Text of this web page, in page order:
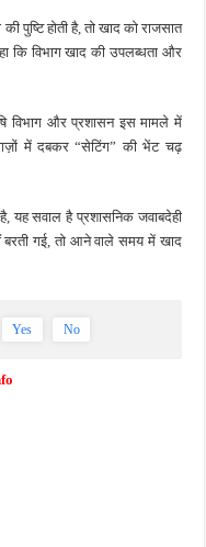
पुष्टि होती है, तो खाद को राजसात
कि विभाग खाद की उपलब्धता और
विभाग और प्रशासन इस मामले में
में दबकर “सेटिंग” की भेंट चढ़
यह सवाल है प्रशासनिक जवाबदेही
गई, तो आने वाले समय में खाद
Yes No